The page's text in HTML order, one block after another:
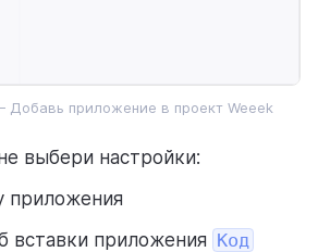
приложение в проект Weeek
выбери настройки:
приложения
вставки приложения Код